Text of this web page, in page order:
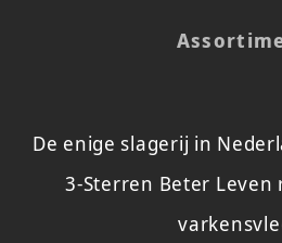
De enige slagerij in
3-Sterren Beter Leven